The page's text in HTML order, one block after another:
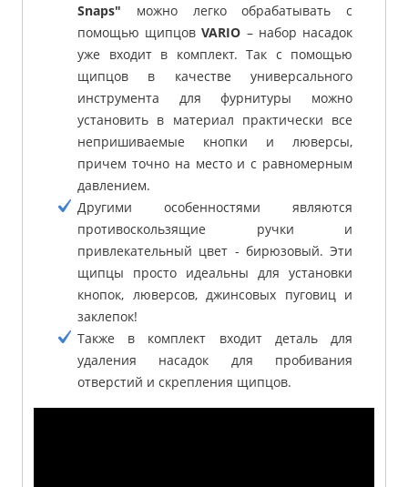
Snaps" можно легко обрабатывать с
помощью щипцовVARIO – набор насадок
уже входит в комплект. Так с помощью
щипцов в качестве универсального
инструмента для фурнитуры можно
установить в материал практически все
непришиваемые кнопки и люверсы,
причем точно на место и с равномерным
давлением.
Другими особенностями являются
противоскользящие ручки и
привлекательный цвет - бирюзовый. Эти
щипцы просто идеальны для установки
кнопок, люверсов, джинсовых пуговиц и
заклепок!
Также в комплект входит деталь для
удаления насадок для пробивания
отверстий и скрепления щипцов.